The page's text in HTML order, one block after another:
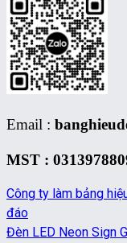
Email :
MST :
Công ty làm bảng
đáo
Đèn LED Neon Sign